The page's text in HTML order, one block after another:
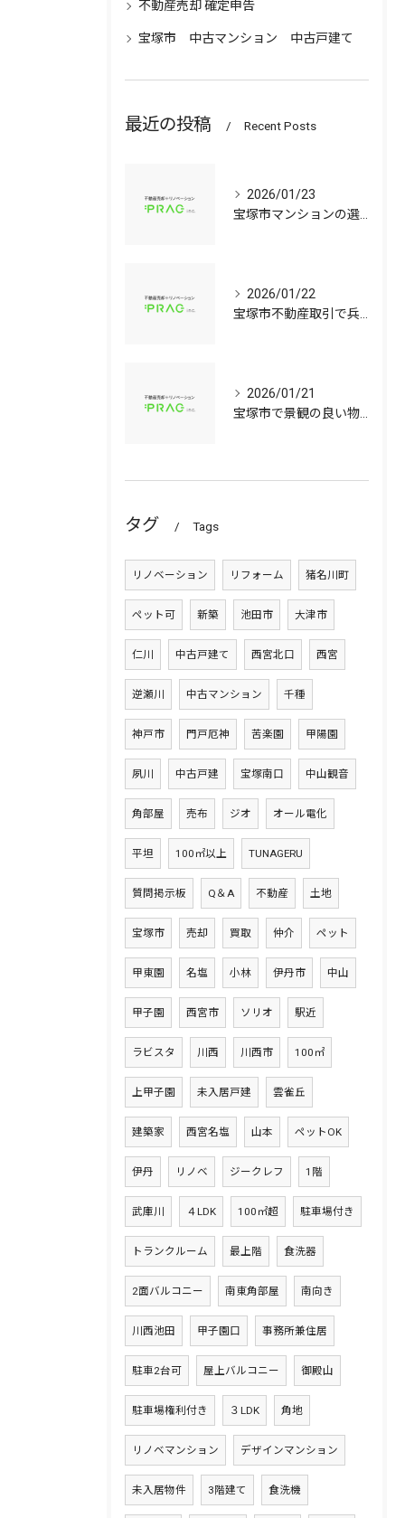
不動産売却 確定申告
宝塚市 中古マンション 中古戸建て
最近の投稿 Recent Posts
2026/01/23
宝塚市マンションの選び方兵庫県宝塚市で資産価値と子育て環境を見極める中古戸建て比較ガイド
2026/01/22
宝塚市不動産取引で兵庫県宝塚市の中古マンションや中古戸建てを安心して選ぶ手順
2026/01/21
宝塚市で景観の良い物件選びに役立つ中古マンションと中古戸建てのポイント
タグ Tags
リノベーション リフォーム 猪名川町
ペット可 新築 池田市 大津市
仁川 中古戸建て 西宮北口 西宮
逆瀬川 中古マンション 千種
神戸市 門戸厄神 苦楽園 甲陽園
夙川 中古戸建 宝塚南口 中山観音
角部屋 売布 ジオ オール電化
平坦 100㎡以上 TUNAGERU
質問掲示板 Q＆A 不動産 土地
宝塚市 売却 買取 仲介 ペット
甲東園 名塩 小林 伊丹市 中山
甲子園 西宮市 ソリオ 駅近
ラビスタ 川西 川西市 100㎡
上甲子園 未入居戸建 雲雀丘
建築家 西宮名塩 山本 ペットOK
伊丹 リノベ ジークレフ 1階
武庫川 ４LDK 100㎡超 駐車場付き
トランクルーム 最上階 食洗器
2面バルコニー 南東角部屋 南向き
川西池田 甲子園口 事務所兼住居
駐車2台可 屋上バルコニー 御殿山
駐車場権利付き ３LDK 角地
リノベマンション デザインマンション
未入居物件 3階建て 食洗機